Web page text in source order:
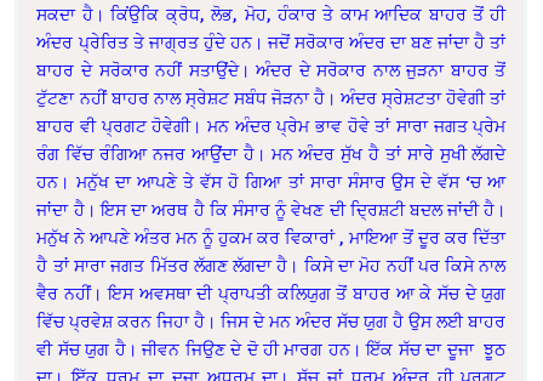
ਸਕਦਾ ਹੈ। ਕਿਂਉਕਿ ਕ੍ਰੋਧ, ਲੋਭ, ਮੋਹ, ਹੰਕਾਰ ਤੇ ਕਾਮ ਆਦਿਕ ਬਾਹਰ ਤੋਂ ਹੀ
ਅੰਦਰ ਪ੍ਰੇਰਿਤ ਤੇ ਜਾਗ੍ਰਤ ਹੁੰਦੇ ਹਨ। ਜਦੋਂ ਸਰੋਕਾਰ ਅੰਦਰ ਦਾ ਬਣ ਜਾਂਦਾ ਹੈ ਤਾਂ
ਬਾਹਰ ਦੇ ਸਰੋਕਾਰ ਨਹੀਂ ਸਤਾਉਂਦੇ। ਅੰਦਰ ਦੇ ਸਰੋਕਾਰ ਨਾਲ ਜੁੜਨਾ ਬਾਹਰ ਤੋਂ
ਟੁੱਟਣਾ ਨਹੀਂ ਬਾਹਰ ਨਾਲ ਸ੍ਰੇਸ਼ਟ ਸਬੰਧ ਜੋੜਨਾ ਹੈ। ਅੰਦਰ ਸ੍ਰੇਸ਼ਟਤਾ ਹੋਵੇਗੀ ਤਾਂ
ਬਾਹਰ ਵੀ ਪ੍ਰਗਟ ਹੋਵੇਗੀ। ਮਨ ਅੰਦਰ ਪ੍ਰੇਮ ਭਾਵ ਹੋਵੇ ਤਾਂ ਸਾਰਾ ਜਗਤ ਪ੍ਰੇਮ
ਰੰਗ ਵਿੱਚ ਰੰਗਿਆ ਨਜਰ ਆਉਂਦਾ ਹੈ। ਮਨ ਅੰਦਰ ਸੁੱਖ ਹੈ ਤਾਂ ਸਾਰੇ ਸੁਖੀ ਲੱਗਦੇ
ਹਨ। ਮਨੁੱਖ ਦਾ ਆਪਣੇ ਤੇ ਵੱਸ ਹੋ ਗਿਆ ਤਾਂ ਸਾਰਾ ਸੰਸਾਰ ਉਸ ਦੇ ਵੱਸ ‘ਚ ਆ
ਜਾਂਦਾ ਹੈ। ਇਸ ਦਾ ਅਰਥ ਹੈ ਕਿ ਸੰਸਾਰ ਨੂੰ ਵੇਖਣ ਦੀ ਦ੍ਰਿਸ਼ਟੀ ਬਦਲ ਜਾਂਦੀ ਹੈ।
ਮਨੁੱਖ ਨੇ ਆਪਣੇ ਅੰਤਰ ਮਨ ਨੂੰ ਹੁਕਮ ਕਰ ਵਿਕਾਰਾਂ , ਮਾਇਆ ਤੋਂ ਦੂਰ ਕਰ ਦਿੱਤਾ
ਹੈ ਤਾਂ ਸਾਰਾ ਜਗਤ ਮਿੱਤਰ ਲੱਗਣ ਲੱਗਦਾ ਹੈ। ਕਿਸੇ ਦਾ ਮੋਹ ਨਹੀਂ ਪਰ ਕਿਸੇ ਨਾਲ
ਵੈਰ ਨਹੀਂ। ਇਸ ਅਵਸਥਾ ਦੀ ਪ੍ਰਾਪਤੀ ਕਲਿਯੁਗ ਤੋਂ ਬਾਹਰ ਆ ਕੇ ਸੱਚ ਦੇ ਯੁਗ
ਵਿੱਚ ਪ੍ਰਵੇਸ਼ ਕਰਨ ਜਿਹਾ ਹੈ। ਜਿਸ ਦੇ ਮਨ ਅੰਦਰ ਸੱਚ ਯੁਗ ਹੈ ਉਸ ਲਈ ਬਾਹਰ
ਵੀ ਸੱਚ ਯੁਗ ਹੈ। ਜੀਵਨ ਜਿਉਣ ਦੇ ਦੋ ਹੀ ਮਾਰਗ ਹਨ। ਇੱਕ ਸੱਚ ਦਾ ਦੂਜਾ ਝੂਠ